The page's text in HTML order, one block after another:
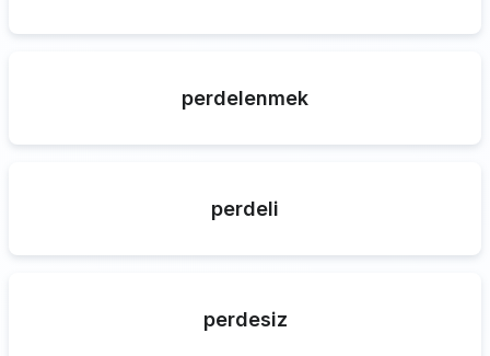
perdelenmek
perdeli
perdesiz